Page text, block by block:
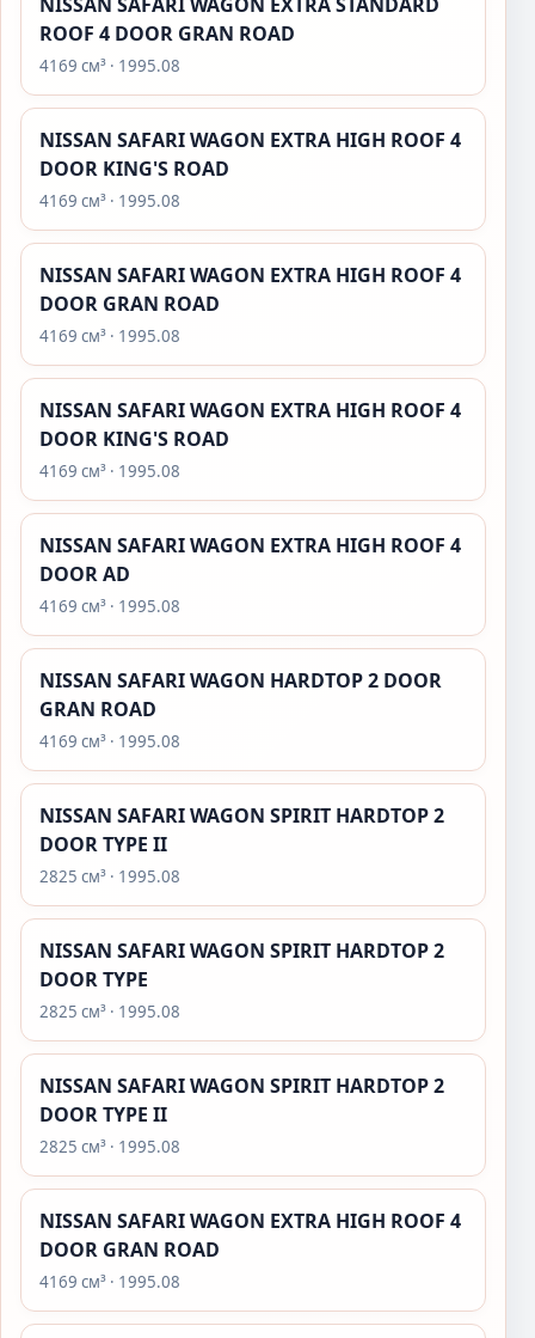
ROOF 4 DOOR GRAN ROAD
4169 см³ · 1995.08
NISSAN SAFARI WAGON EXTRA HIGH ROOF 4
DOOR KING'S ROAD
4169 см³ · 1995.08
NISSAN SAFARI WAGON EXTRA HIGH ROOF 4
DOOR GRAN ROAD
4169 см³ · 1995.08
NISSAN SAFARI WAGON EXTRA HIGH ROOF 4
DOOR KING'S ROAD
4169 см³ · 1995.08
NISSAN SAFARI WAGON EXTRA HIGH ROOF 4
DOOR AD
4169 см³ · 1995.08
NISSAN SAFARI WAGON HARDTOP 2 DOOR
GRAN ROAD
4169 см³ · 1995.08
NISSAN SAFARI WAGON SPIRIT HARDTOP 2
DOOR TYPE II
2825 см³ · 1995.08
NISSAN SAFARI WAGON SPIRIT HARDTOP 2
DOOR TYPE
2825 см³ · 1995.08
NISSAN SAFARI WAGON SPIRIT HARDTOP 2
DOOR TYPE II
2825 см³ · 1995.08
NISSAN SAFARI WAGON EXTRA HIGH ROOF 4
DOOR GRAN ROAD
4169 см³ · 1995.08